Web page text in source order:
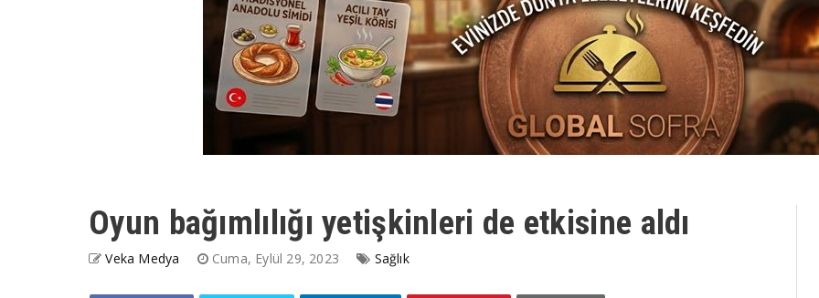
Oyun bağımlılığı yetişkinleri de etkisine aldı
Veka Medya Cuma, Eylül 29, 2023 Sağlık